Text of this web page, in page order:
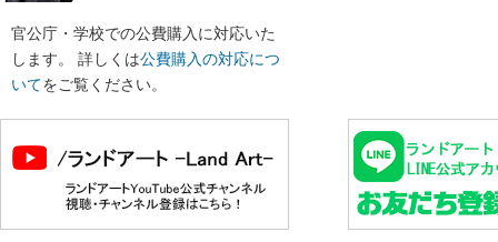
官公庁・学校での公費購入に対応いた
します。 詳しくは公費購入の対応につ
いてをご覧ください。